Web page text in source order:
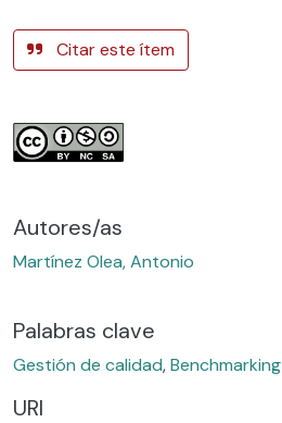
Citar este ítem
Autores/as
Martínez Olea, Antonio
Palabras clave
Gestión de calidad,Benchmarking
URI